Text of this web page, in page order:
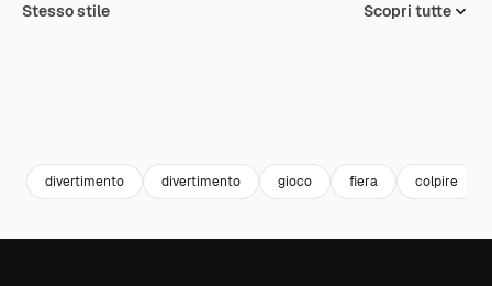
Stesso stile Scopri tutte
divertimento divertimento gioco fiera colpire